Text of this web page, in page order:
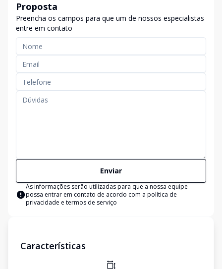
Proposta
Preencha os campos para que um de nossos especialistas
entre em contato
Enviar
As informações serão utilizadas para que a nossa equipe
possa entrar em contato de acordo com a política de
privacidade e termos de serviço
Características